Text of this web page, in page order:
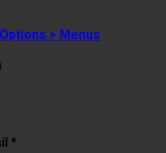
> Menus
*